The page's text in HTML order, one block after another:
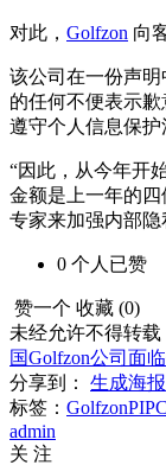
对此， Golfzon 向
该公司在一份声
的任何不便表示
遵守个人信息保
“因此，从今年开
金额是上一年的
专家来加强内部隐
0 个人 已赞
赞一个 收藏 (0)
未经允许不得转载
国Golfzon公司面
分享到：
生成海报
标签： GolfzonPIPC
admin
关 注